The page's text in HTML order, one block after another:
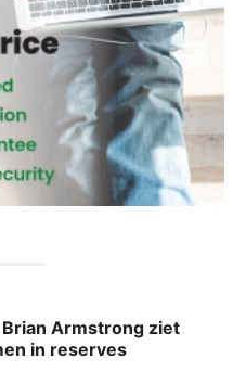
Brian Armstrong ziet
in reserves